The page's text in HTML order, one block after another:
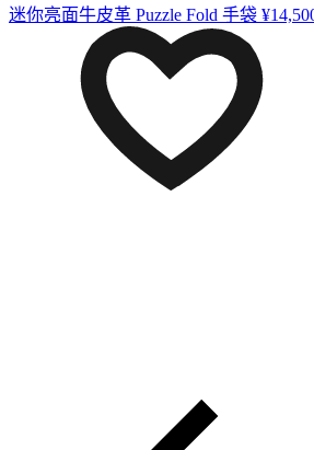
迷你亮面牛皮革 Puzzle Fold 手袋